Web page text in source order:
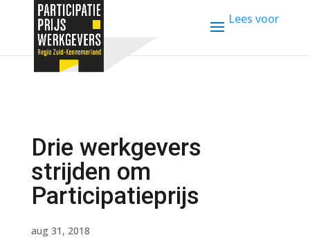
Lees voor
Drie werkgevers
strijden om
Participatieprijs
aug 31, 2018